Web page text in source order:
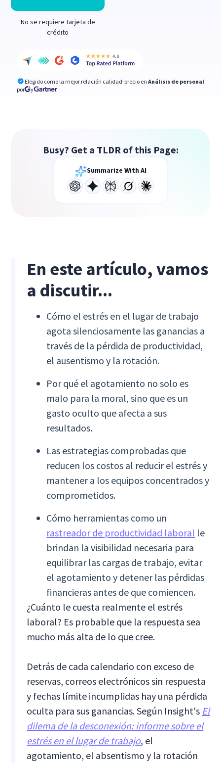
No se requiere tarjeta de
crédito
Elegido como la mejor relación calidad-precio en Análisis de personal
por
y
Busy? Get a TLDR of this Page:
Summarize With AI
En este artículo, vamos
a discutir...
Cómo el estrés en el lugar de trabajo
agota silenciosamente las ganancias a
través de la pérdida de productividad,
el ausentismo y la rotación.
Por qué el agotamiento no solo es
malo para la moral, sino que es un
gasto oculto que afecta a sus
resultados.
Las estrategias comprobadas que
reducen los costos al reducir el estrés y
mantener a los equipos concentrados y
comprometidos.
Cómo herramientas como un
rastreador de productividad laboral le
brindan la visibilidad necesaria para
equilibrar las cargas de trabajo, evitar
el agotamiento y detener las pérdidas
financieras antes de que comiencen.
¿Cuánto le cuesta realmente el estrés
laboral? Es probable que la respuesta sea
mucho más alta de lo que cree.
Detrás de cada calendario con exceso de
reservas, correos electrónicos sin respuesta
y fechas límite incumplidas hay una pérdida
oculta para sus ganancias. Según Insight's El
dilema de la desconexión: informe sobre el
estrés en el lugar de trabajo, el
agotamiento, el absentismo y la rotación